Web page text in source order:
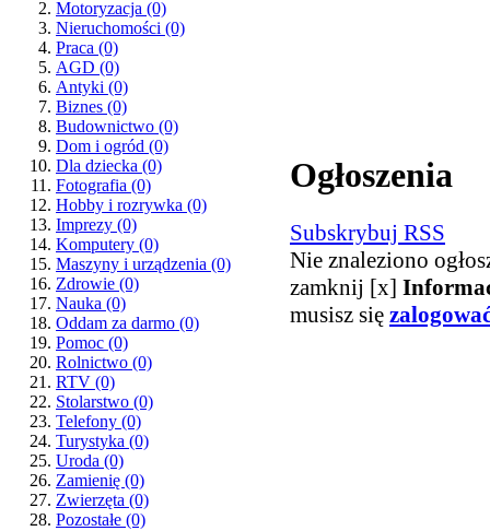
Motoryzacja (0)
Nieruchomości (0)
Praca (0)
AGD (0)
Antyki (0)
Biznes (0)
Budownictwo (0)
Dom i ogród (0)
Dla dziecka (0)
Fotografia (0)
Hobby i rozrywka (0)
Imprezy (0)
Komputery (0)
Maszyny i urządzenia (0)
Zdrowie (0)
Nauka (0)
Oddam za darmo (0)
Pomoc (0)
Rolnictwo (0)
RTV (0)
Stolarstwo (0)
Telefony (0)
Turystyka (0)
Uroda (0)
Zamienię (0)
Zwierzęta (0)
Pozostałe (0)
Ogłoszenia
Subskrybuj RSS
Nie znaleziono
zamknij [x]
musisz się